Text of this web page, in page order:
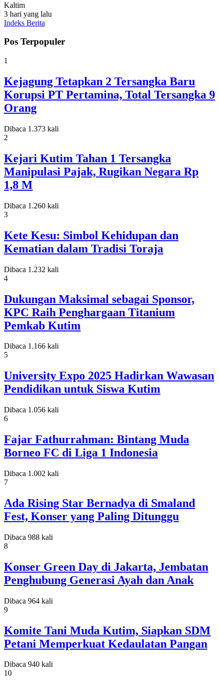
Kaltim
3 hari yang lalu
Indeks Berita
Pos Terpopuler
1
Kejagung Tetapkan 2 Tersangka Baru
Korupsi PT Pertamina, Total Tersangka 9
Orang
Dibaca 1.373 kali
2
Kejari Kutim Tahan 1 Tersangka
Manipulasi Pajak, Rugikan Negara Rp
1,8 M
Dibaca 1.260 kali
3
Kete Kesu: Simbol Kehidupan dan
Kematian dalam Tradisi Toraja
Dibaca 1.232 kali
4
Dukungan Maksimal sebagai Sponsor,
KPC Raih Penghargaan Titanium
Pemkab Kutim
Dibaca 1.166 kali
5
University Expo 2025 Hadirkan Wawasan
Pendidikan untuk Siswa Kutim
Dibaca 1.056 kali
6
Fajar Fathurrahman: Bintang Muda
Borneo FC di Liga 1 Indonesia
Dibaca 1.002 kali
7
Ada Rising Star Bernadya di Smaland
Fest, Konser yang Paling Ditunggu
Dibaca 988 kali
8
Konser Green Day di Jakarta, Jembatan
Penghubung Generasi Ayah dan Anak
Dibaca 964 kali
9
Komite Tani Muda Kutim, Siapkan SDM
Petani Memperkuat Kedaulatan Pangan
Dibaca 940 kali
10